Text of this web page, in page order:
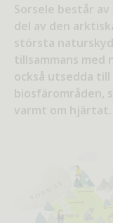
Sorsele består
del av den
största
tillsammans med
också utsedda
biosfärområden,
varmt om hjärtat.